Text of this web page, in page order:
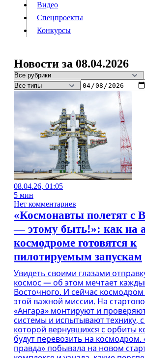
Конкурсы
ИнформацияПодпискаРекламаВсе
Видео
Спецпроекты
Конкурсы
Новости за 08.04.2026
08.04.26, 01:05
5 мин
Нет комментариев
«Космонавты полетят с
— этому быть!»: как на
космодроме готовятся к
пилотируемым запускам
Увидеть своими глазами
космос — об этом мечтает
Восточного. И сейчас космодром
этой важной миссии. На
«Ангара» монтируют и
системы и испытывают
которой вернувшихся с орбиты
будут перевозить на космодром.
правда» побывала на новом